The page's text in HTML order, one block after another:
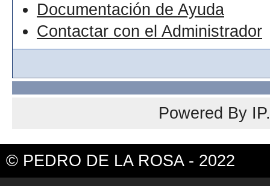
Documentación de Ayuda
Contactar con el Administrador
Powered By
© PEDRO DE LA ROSA - 2022